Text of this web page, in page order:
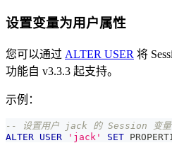
设置变量为用户属性
您可以通过 ALTER USER 将
功能自 v3.3.3 起支持。
示例：
-- 设置用户 jack 的 Session 变
ALTER USER 'jack' SET